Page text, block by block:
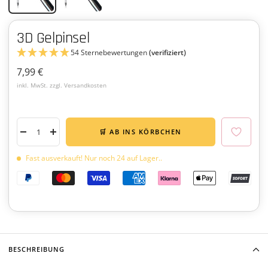
3D Gelpinsel
54 Sternebewertungen(verifiziert)
Angebotspreis
7,99 €
inkl. MwSt. zzgl. Versandkosten
Menge
Menge
🛒 AB INS KÖRBCHEN
Fast ausverkauft! Nur noch 24 auf Lager..
BESCHREIBUNG